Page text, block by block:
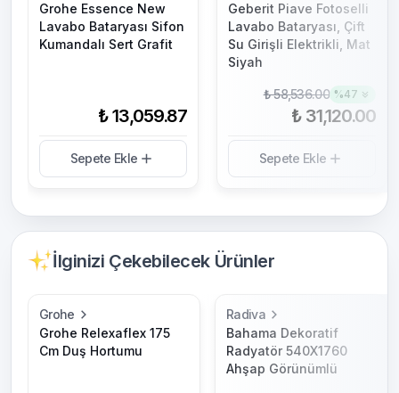
Grohe Essence New
Lavabo Bataryası Sifon
Kumandalı Sert Grafit
₺ 13,059.87
Sepete Ekle
Geberit Piave Fotoselli
Lavabo Bataryası, Çift
Su Girişli Elektrikli, Mat
Siyah
₺ 58,536.00 %47
₺ 31,120.00
Sepete Ekle
İlginizi Çekebilecek Ürünler
Grohe
Grohe Relexaflex 175
Cm Duş Hortumu
Radiva
Bahama Dekoratif
Radyatör 540X1760
Ahşap Görünümlü